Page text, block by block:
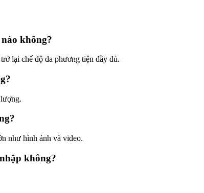
không?
lại chế độ đa phương tiện đầy đủ.
như hình ảnh và video.
không?